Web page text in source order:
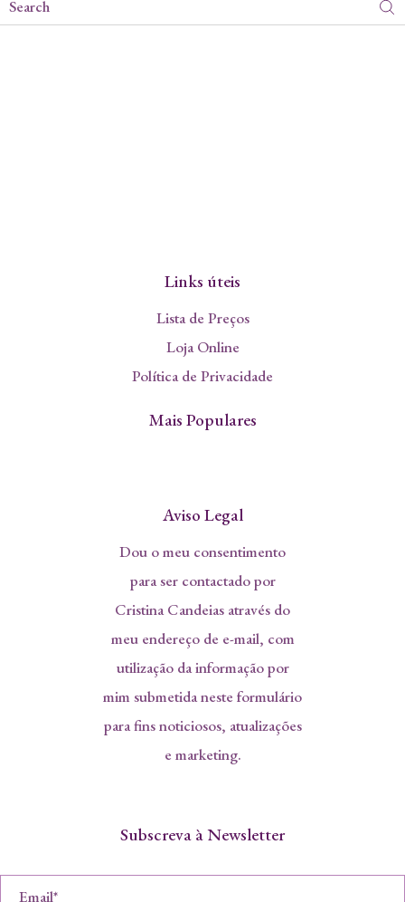
Links úteis
Lista de Preços
Loja Online
Política de Privacidade
Mais Populares
Aviso Legal
Dou o meu consentimento
para ser contactado por
Cristina Candeias através do
meu endereço de e-mail, com
utilização da informação por
mim submetida neste formulário
para fins noticiosos, atualizações
e marketing.
Subscreva à Newsletter